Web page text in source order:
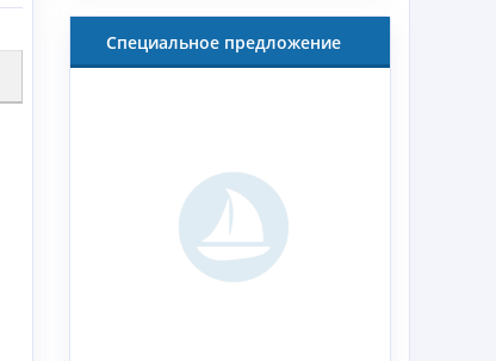
Специальное предложение